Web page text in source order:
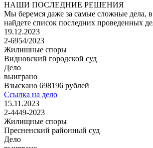
НАШИ ПОСЛЕДНИЕ РЕШЕНИЯ
Мы беремся даже за самые сложные дела,
найдете список последних проведенных
19.12.2023
2-6954/2023
Жилишные споры
Видновский городской суд
Дело
выиграно
Взыскано 698196 рублей
Ссылка на дело
15.11.2023
2-4449-2023
Жилищные споры
Пресненский районный суд
Дело